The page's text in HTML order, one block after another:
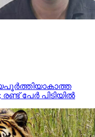
രണ്ട് പേര്‍ പിടിയില്‍